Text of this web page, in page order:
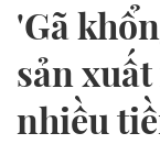
'Gã
sản
nhiều